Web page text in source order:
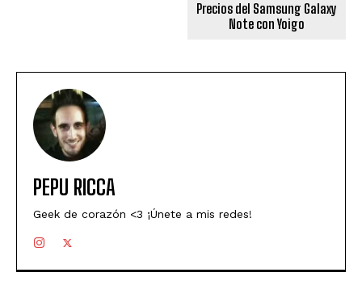
Precios del Samsung Galaxy
Note con Yoigo
PEPU RICCA
Geek de corazón <3 ¡Únete a mis redes!